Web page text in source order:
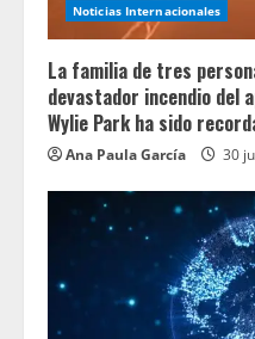
Noticias Internacionales
La familia de tres
devastador incendio del
Wylie Park ha sido
Ana Paula García 30